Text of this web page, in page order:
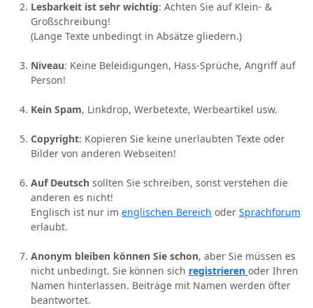
Lesbarkeit ist sehr wichtig: Achten Sie auf Klein- &
Großschreibung!
(Lange Texte unbedingt in Absätze gliedern.)
Niveau: Keine Beleidigungen, Hass-Sprüche, Angriff auf
Person!
Kein Spam, Linkdrop, Werbetexte, Werbeartikel usw.
Copyright: Kopieren Sie keine unerlaubten Texte oder
Bilder von anderen Webseiten!
Auf Deutsch sollten Sie schreiben, sonst verstehen die
anderen es nicht!
Englisch ist nur im englischen Bereich oder Sprachforum
erlaubt.
Anonym bleiben können Sie schon, aber Sie müssen es
nicht unbedingt. Sie können sich registrieren oder Ihren
Namen hinterlassen. Beiträge mit Namen werden öfter
beantwortet.